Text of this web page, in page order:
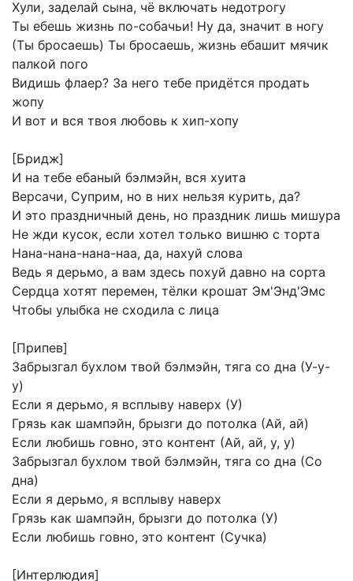
Хули, заделай сына, чё включать недотрогу
Ты ебешь жизнь по-собачьи! Ну да, значит в ногу
(Ты бросаешь) Ты бросаешь, жизнь ебашит мячик
палкой пого
Видишь флаер? За него тебе придётся продать
жопу
И вот и вся твоя любовь к хип-хопу
[Бридж]
И на тебе ебаный бэлмэйн, вся хуита
Версачи, Суприм, но в них нельзя курить, да?
И это праздничный день, но праздник лишь мишура
Не жди кусок, если хотел только вишню с торта
Нана-нана-нана-наа, да, нахуй слова
Ведь я дерьмо, а вам здесь похуй давно на сорта
Сердца хотят перемен, тёлки крошат Эм'Энд'Эмс
Чтобы улыбка не сходила с лица
[Припев]
Забрызгал бухлом твой бэлмэйн, тяга со дна (У-у-
у)
Если я дерьмо, я всплыву наверх (У)
Грязь как шампэйн, брызги до потолка (Ай, ай)
Если любишь говно, это контент (Ай, ай, у, у)
Забрызгал бухлом твой бэлмэйн, тяга со дна (Со
дна)
Если я дерьмо, я всплыву наверх
Грязь как шампэйн, брызги до потолка (У)
Если любишь говно, это контент (Сучка)
[Интерлюдия]